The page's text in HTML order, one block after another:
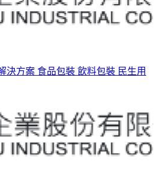
決方案 食品包裝 飲料包裝 民生用